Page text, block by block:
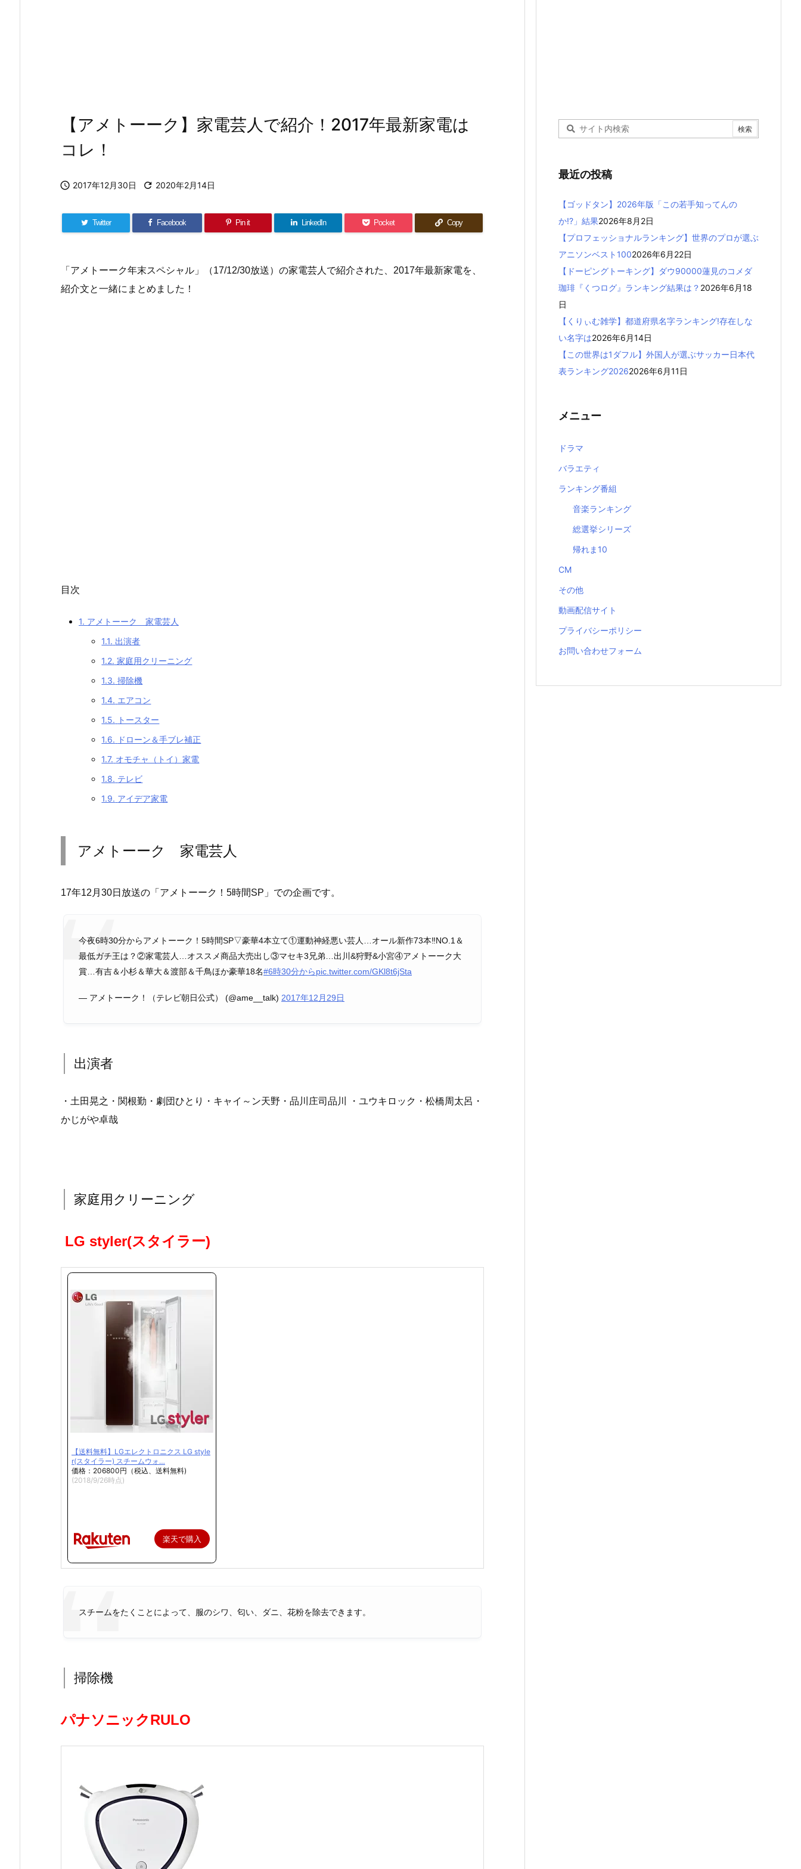
【アメトーーク】家電芸人で紹介！2017年最新家電は
コレ！
 2017年12月30日  2020年2月14日
Twitter Facebook Pin it LinkedIn Pocket Copy
「アメトーーク年末スペシャル」（17/12/30放送）の家電芸人で紹介された、2017年最新家電を、
紹介文と一緒にまとめました！
目次
1. アメトーーク 家電芸人
1.1. 出演者
1.2. 家庭用クリーニング
1.3. 掃除機
1.4. エアコン
1.5. トースター
1.6. ドローン＆手ブレ補正
1.7. オモチャ（トイ）家電
1.8. テレビ
1.9. アイデア家電
アメトーーク 家電芸人
17年12月30日放送の「アメトーーク！5時間SP」での企画です。
今夜6時30分からアメトーーク！5時間SP▽豪華4本立て①運動神経悪い芸人…オール新作73本‼︎NO.1＆
最低ガチ王は？②家電芸人…オススメ商品大売出し③マセキ3兄弟…出川&狩野&小宮④アメトーーク大
賞…有吉＆小杉＆華大＆渡部＆千鳥ほか豪華18名#6時30分からpic.twitter.com/GKl8t6jSta
— アメトーーク！（テレビ朝日公式） (@ame__talk) 2017年12月29日
出演者
・土田晃之・関根勤・劇団ひとり・キャイ～ン天野・品川庄司品川 ・ユウキロック・松橋周太呂・
かじがや卓哉
家庭用クリーニング
LG styler(スタイラー)
【送料無料】LGエレクトロニクス LG style
r(スタイラー) スチームウォ…
価格：206800円（税込、送料無料)
(2018/9/26時点)
楽天で購入
スチームをたくことによって、服のシワ、匂い、ダニ、花粉を除去できます。
掃除機
パナソニックRULO
最近の投稿
【ゴッドタン】2026年版「この若手知ってんの
か!?」結果2026年8月2日
【プロフェッショナルランキング】世界のプロが選ぶ
アニソンベスト1002026年6月22日
【ドーピングトーキング】ダウ90000蓮見のコメダ
珈琲『くつログ』ランキング結果は？ 2026年6月18
日
【くりぃむ雑学】都道府県名字ランキング!存在しな
い名字は2026年6月14日
【この世界は1ダフル】外国人が選ぶサッカー日本代
表ランキング20262026年6月11日
メニュー
ドラマ
バラエティ
ランキング番組
音楽ランキング
総選挙シリーズ
帰れま10
CM
その他
動画配信サイト
プライバシーポリシー
お問い合わせフォーム